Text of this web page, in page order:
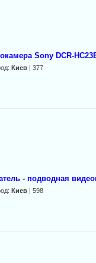
Sony DCR-
Киев| 377
- подводная
Киев| 598